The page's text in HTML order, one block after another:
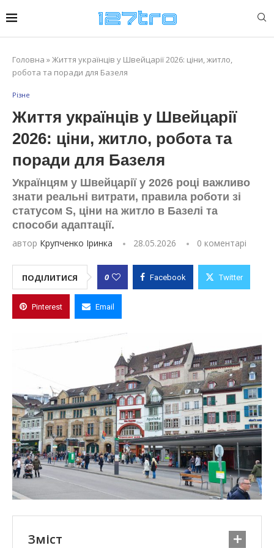
Головна »Життя українців у Швейцарії 2026: ціни, житло,
робота та поради для Базеля
Різне
Життя українців у Швейцарії
2026: ціни, житло, робота та
поради для Базеля
Українцям у Швейцарії у 2026 році важливо
знати реальні витрати, правила роботи зі
статусом S, ціни на житло в Базелі та
способи адаптації.
автор Крупченко Іринка 28.05.2026 0 коментарі
ПОДІЛИТИСЯ 0 Facebook Twitter
Pinterest Email
Зміст